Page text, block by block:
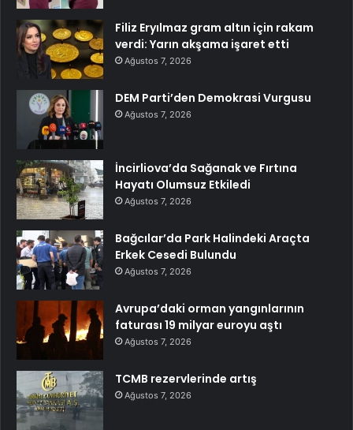
Filiz Eryılmaz gram altın için rakam
verdi: Yarın akşama işaret etti
Ağustos 7, 2026
DEM Parti’den Demokrasi Vurgusu
Ağustos 7, 2026
İncirliova’da Sağanak ve Fırtına
Hayatı Olumsuz Etkiledi
Ağustos 7, 2026
Bağcılar’da Park Halindeki Araçta
Erkek Cesedi Bulundu
Ağustos 7, 2026
Avrupa’daki orman yangınlarının
faturası 19 milyar euroyu aştı
Ağustos 7, 2026
TCMB rezervlerinde artış
Ağustos 7, 2026